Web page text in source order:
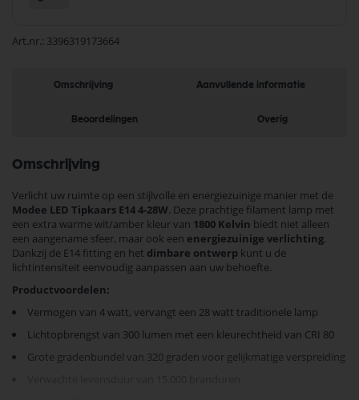
Art.nr. 3396319173664
Omschrijving Aanvullende informatie
Beoordelingen Overig
Omschrijving
Verlicht uw ruimte op een stijlvolle en energiezuinige manier met de
Modee LED Tipkaars E14 4-28W. Deze prachtige filament lamp met
een extra warme wit/amber kleur van 1800 Kelvin biedt niet alleen
een aangename sfeer, maar ook een energiezuinige verlichting.
Dankzij de E14 fitting en het dimbare ontwerp kunt u de
lichtintensiteit eenvoudig aanpassen aan uw behoefte.
Productvoordelen:
Vermogen van 4 watt, vervangt een 28 watt traditionele lamp
Lichtopbrengst van 300 lumen met een kleurechtheid van CRI 80
Grote gradenbundel van 320 graden voor gelijkmatige verspreiding